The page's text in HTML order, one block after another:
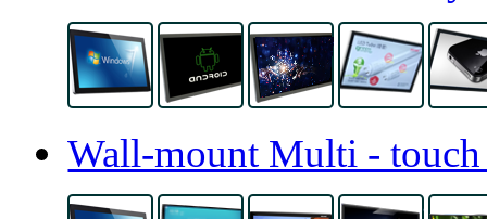
Wall-mount Multi -